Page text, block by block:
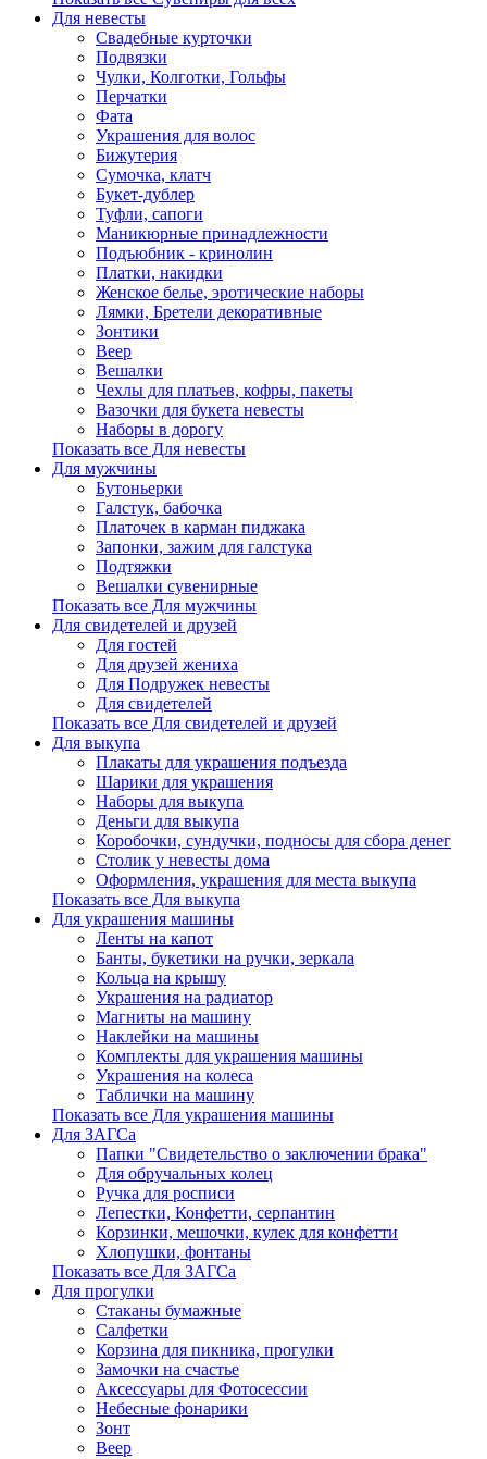
Для невесты
Свадебные курточки
Подвязки
Чулки, Колготки, Гольфы
Перчатки
Фата
Украшения для волос
Бижутерия
Сумочка, клатч
Букет-дублер
Туфли, сапоги
Маникюрные принадлежности
Подъюбник - кринолин
Платки, накидки
Женское белье, эротические наборы
Лямки, Бретели декоративные
Зонтики
Веер
Вешалки
Чехлы для платьев, кофры, пакеты
Вазочки для букета невесты
Наборы в дорогу
Показать все Для невесты
Для мужчины
Бутоньерки
Галстук, бабочка
Платочек в карман пиджака
Запонки, зажим для галстука
Подтяжки
Вешалки сувенирные
Показать все Для мужчины
Для свидетелей и друзей
Для гостей
Для друзей жениха
Для Подружек невесты
Для свидетелей
Показать все Для свидетелей и друзей
Для выкупа
Плакаты для украшения подъезда
Шарики для украшения
Наборы для выкупа
Деньги для выкупа
Коробочки, сундучки, подносы для сбора денег
Столик у невесты дома
Оформления, украшения для места выкупа
Показать все Для выкупа
Для украшения машины
Ленты на капот
Банты, букетики на ручки, зеркала
Кольца на крышу
Украшения на радиатор
Магниты на машину
Наклейки на машины
Комплекты для украшения машины
Украшения на колеса
Таблички на машину
Показать все Для украшения машины
Для ЗАГСа
Папки "Свидетельство о заключении брака"
Для обручальных колец
Ручка для росписи
Лепестки, Конфетти, серпантин
Корзинки, мешочки, кулек для конфетти
Хлопушки, фонтаны
Показать все Для ЗАГСа
Для прогулки
Стаканы бумажные
Салфетки
Корзина для пикника, прогулки
Замочки на счастье
Аксессуары для Фотосессии
Небесные фонарики
Зонт
Веер